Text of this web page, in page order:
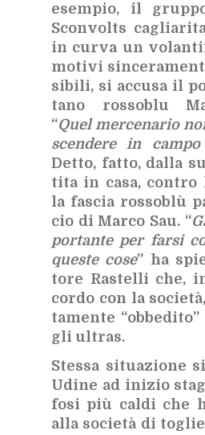
esem­pio, il
Scon­vol­ts
in cur­va un
mo­ti­vi
si­bi­li, si ac­cu­sa il
ta­no ros­so­blu
“Quel mer­ce­na­rio
scen­de­re in
Det­to, fat­to, dal­la
ti­ta in casa, con­tro
la fa­scia ros­so­blù
cio di Mar­co Sau. “
por­tan­te per far­si
que­ste cose” ha
to­re Ra­stel­li che,
cor­do con la
ta­men­te
gli ul­tras.
Stes­sa si­tua­zio­ne
Udi­ne ad ini­zio
fo­si più cal­di che
alla so­cie­tà di